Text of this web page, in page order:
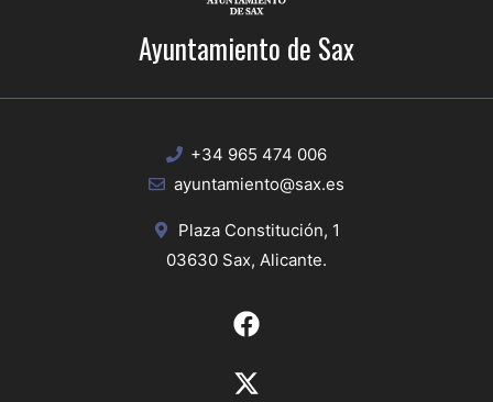
Ayuntamiento de Sax
+34 965 474 006
ayuntamiento@sax.es
Plaza Constitución, 1
03630 Sax, Alicante.